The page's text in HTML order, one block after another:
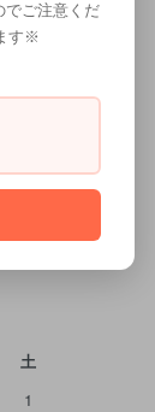
土
1
でご注意くだ
す※